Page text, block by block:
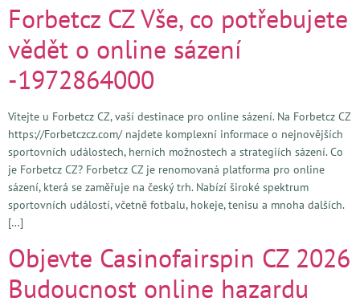
Forbetcz CZ Vše, co potřebujete
vědět o online sázení
-1972864000
Vítejte u Forbetcz CZ, vaší destinace pro online sázení. Na Forbetcz CZ
https://Forbetczcz.com/ najdete komplexní informace o nejnovějších
sportovních událostech, herních možnostech a strategiích sázení. Co
je Forbetcz CZ? Forbetcz CZ je renomovaná platforma pro online
sázení, která se zaměřuje na český trh. Nabízí široké spektrum
sportovních událostí, včetně fotbalu, hokeje, tenisu a mnoha dalších.
[…]
Objevte Casinofairspin CZ 2026
Budoucnost online hazardu